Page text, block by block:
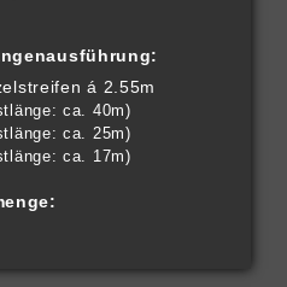
á 2.55m
ca. 40m)
ca. 25m)
ca. 17m)